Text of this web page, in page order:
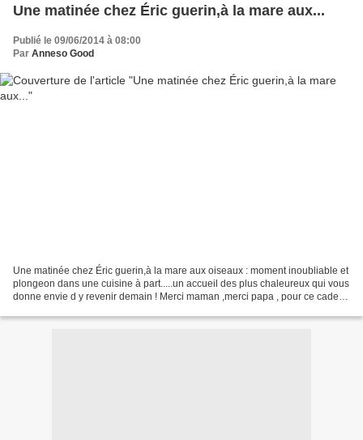
Une matinée chez Éric guerin,à la mare aux...
Publié le 09/06/2014 à 08:00
Par Anneso Good
Une matinée chez Éric guerin,à la mare aux oiseaux : moment inoubliable et
plongeon dans une cuisine à part.....un accueil des plus chaleureux qui vous
donne envie d y revenir demain ! Merci maman ,merci papa , pour ce cadeau